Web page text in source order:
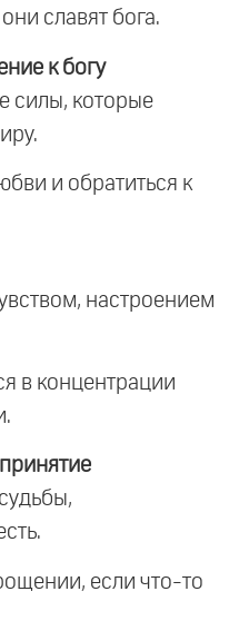
славят бога.
к богу
силы, которые
и обратиться к
настроением
в концентрации
если что-то